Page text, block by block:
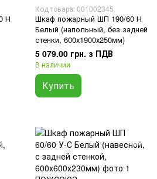
Н
Код товара: 001002345
Шкаф пожарный ШП 190/60 Н
Белый (напольный, без задней
стенки, 600х1900х250мм)
5 079.00 грн. з ПДВ
В наличии
Купить